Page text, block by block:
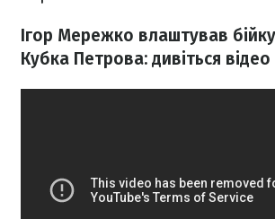
Ігор Мережко влаштував
Кубка Петрова: дивіться відео